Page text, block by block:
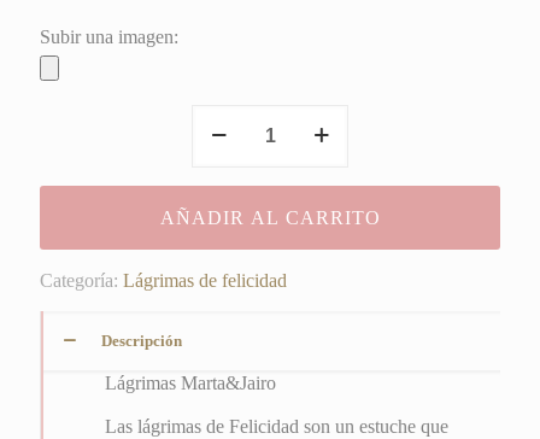
Subir una imagen:
Marta&Jairo
AÑADIR AL CARRITO
Categoría: Lágrimas de felicidad
Descripción
Lágrimas Marta&Jairo
Las lágrimas de Felicidad son un estuche que